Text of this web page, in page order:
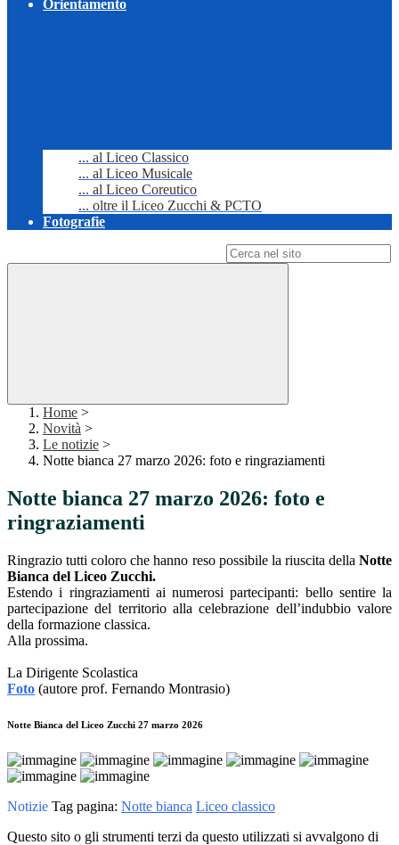
Orientamento
... al Liceo Classico
... al Liceo Musicale
... al Liceo Coreutico
... oltre il Liceo Zucchi & PCTO
Fotografie
Home >
Novità >
Le notizie >
Notte bianca 27 marzo 2026: foto e ringraziamenti
Notte bianca 27 marzo 2026: foto e
ringraziamenti
Ringrazio tutti coloro che hanno reso possibile la riuscita della Notte
Bianca del Liceo Zucchi.
Estendo i ringraziamenti ai numerosi partecipanti: bello sentire la
partecipazione del territorio alla celebrazione dell’indubbio valore
della formazione classica.
Alla prossima.
La Dirigente Scolastica
Foto (autore prof. Fernando Montrasio)
Notte Bianca del Liceo Zucchi 27 marzo 2026
Notizie Tag pagina: Notte bianca Liceo classico
Questo sito o gli strumenti terzi da questo utilizzati si avvalgono di